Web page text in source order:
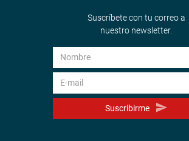
Suscríbete con tu correo a
nuestro newsletter.
Suscribirme